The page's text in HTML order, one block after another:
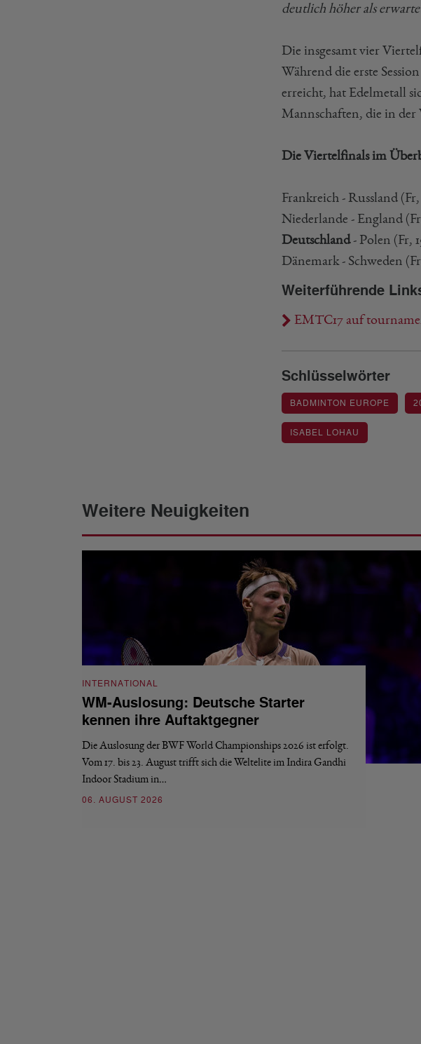
deutlich höher als
Die insgesamt vier
Während die erste
erreicht, hat Edelmetall
Mannschaften, die in der
Die Viertelfinals im
Frankreich - Russland
Niederlande - England
Deutschland- Polen (Fr,
Dänemark - Schweden
Weiterführende
EMTC17 auf
Schlüsselwörter
BADMINTON EUROPE
ISABEL LOHAU
Weitere Neuigkeiten
INTERNATIONAL
WM-Auslosung: Deutsche Starter
kennen ihre Auftaktgegner
Die Auslosung der BWF World Championships 2026 ist erfolgt.
Vom 17. bis 23. August trifft sich die Weltelite im Indira Gandhi
Indoor Stadium in…
06. AUGUST 2026